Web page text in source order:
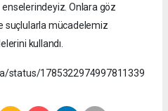
enselerindeyiz. Onlara göz
suçlularla mücadelemiz
kullandı.
status/1785322974997811339